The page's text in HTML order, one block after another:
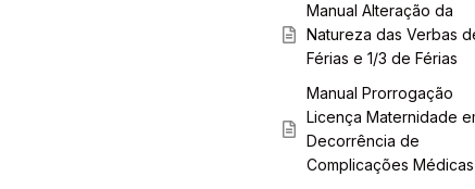
Manual Alteração da
Natureza das Verbas
Férias e 1/3 de Férias
Manual Prorrogação
Licença Maternidade
Decorrência de
Complicações Médicas